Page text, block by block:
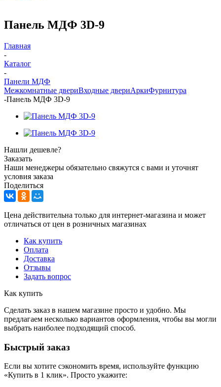
Панель МДФ 3D-9
Главная
-
Каталог
-
Панели МДФ
Межкомнатные двериВходные двериАркиФурнитура
-Панель МДФ 3D-9
Нашли дешевле?
Заказать
Наши менеджеры обязательно свяжутся с вами и уточнят
условия заказа
Поделиться
Цена действительна только для интернет-магазина и может
отличаться от цен в розничных магазинах
Как купить
Оплата
Доставка
Отзывы
Задать вопрос
Как купить
Сделать заказ в нашем магазине просто и удобно. Мы
предлагаем несколько вариантов оформления, чтобы вы могли
выбрать наиболее подходящий способ.
Быстрый заказ
Если вы хотите сэкономить время, используйте функцию
«Купить в 1 клик». Просто укажите: